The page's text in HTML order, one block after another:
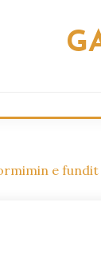
e fundit